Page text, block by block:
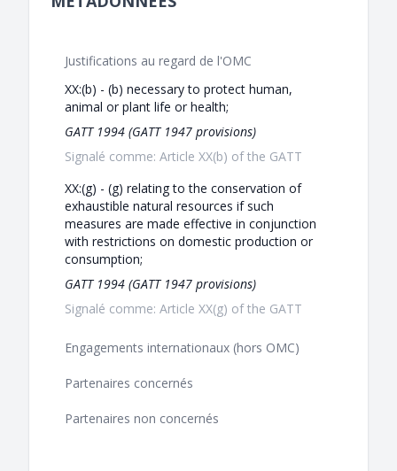
Justifications au regard de l'OMC
XX:(b) - (b) necessary to protect human,
animal or plant life or health;
GATT 1994 (GATT 1947 provisions)
Signalé comme: Article XX(b) of the GATT
XX:(g) - (g) relating to the conservation of
exhaustible natural resources if such
measures are made effective in conjunction
with restrictions on domestic production or
consumption;
GATT 1994 (GATT 1947 provisions)
Signalé comme: Article XX(g) of the GATT
Engagements internationaux (hors OMC)
Partenaires concernés
Partenaires non concernés